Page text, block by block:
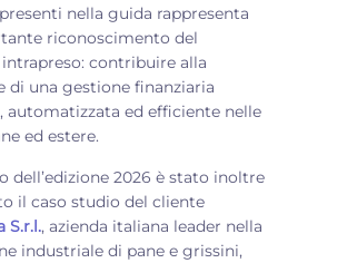
nella guida rappresenta
riconoscimento del
contribuire alla
di una gestione finanziaria
automatizzata ed efficiente nelle
ed estere.
dell’edizione 2026 è stato inoltre
il caso studio del cliente
S.r.l., azienda italiana leader nella
industriale di pane e grissini,